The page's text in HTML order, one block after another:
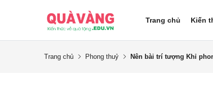
Trang chủ Kiến
Trang chủ Phong thuỷ Nên bài trí tượng Khỉ